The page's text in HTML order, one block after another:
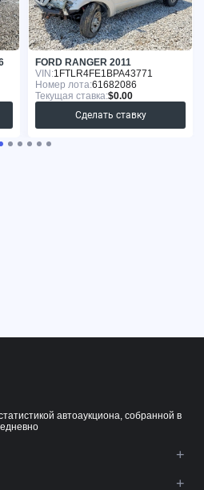
FORD RANGER 2011
VIN:1FTLR4FE1BPA43771
Номер лота:61682086
Текущая ставка:$0.00
Сделать ставку
автоаукциона, собранной в